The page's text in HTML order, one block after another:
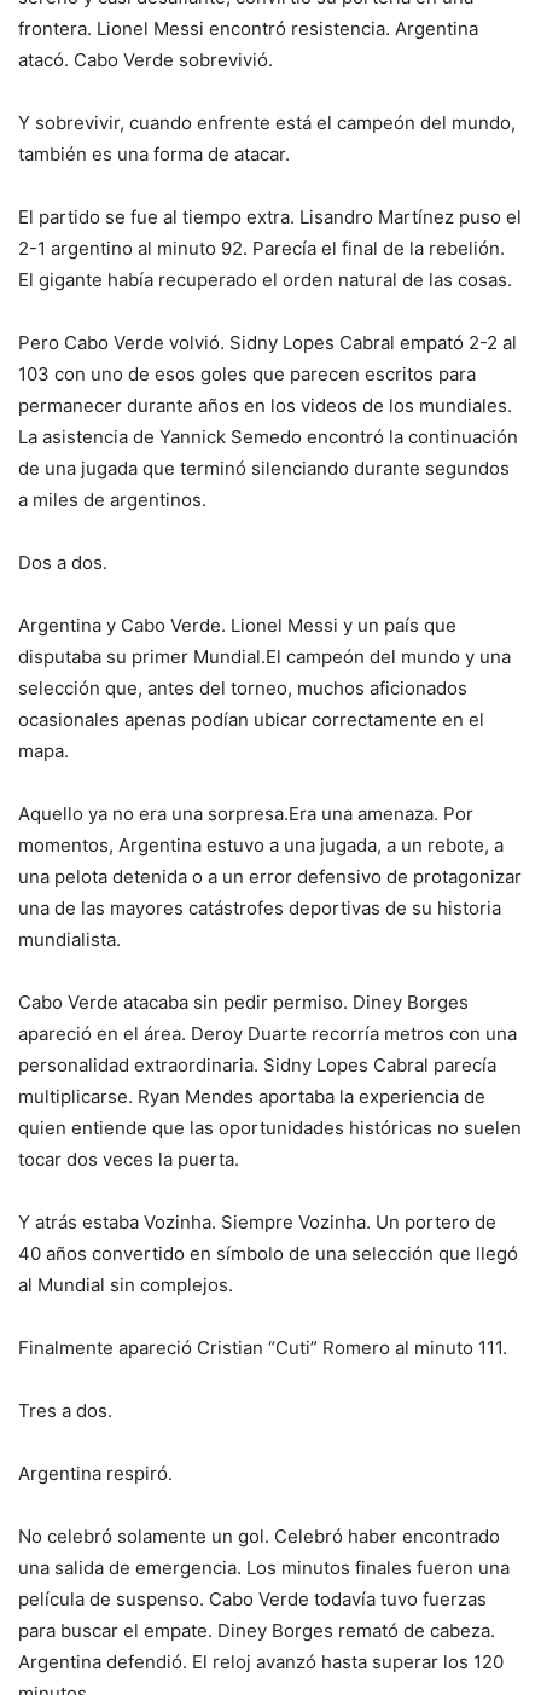
frontera. Lionel Messi encontró resistencia. Argentina
atacó. Cabo Verde sobrevivió.
Y sobrevivir, cuando enfrente está el campeón del mundo,
también es una forma de atacar.
El partido se fue al tiempo extra. Lisandro Martínez puso el
2-1 argentino al minuto 92. Parecía el final de la rebelión.
El gigante había recuperado el orden natural de las cosas.
Pero Cabo Verde volvió. Sidny Lopes Cabral empató 2-2 al
103 con uno de esos goles que parecen escritos para
permanecer durante años en los videos de los mundiales.
La asistencia de Yannick Semedo encontró la continuación
de una jugada que terminó silenciando durante segundos
a miles de argentinos.
Dos a dos.
Argentina y Cabo Verde. Lionel Messi y un país que
disputaba su primer Mundial.El campeón del mundo y una
selección que, antes del torneo, muchos aficionados
ocasionales apenas podían ubicar correctamente en el
mapa.
Aquello ya no era una sorpresa.Era una amenaza. Por
momentos, Argentina estuvo a una jugada, a un rebote, a
una pelota detenida o a un error defensivo de protagonizar
una de las mayores catástrofes deportivas de su historia
mundialista.
Cabo Verde atacaba sin pedir permiso. Diney Borges
apareció en el área. Deroy Duarte recorría metros con una
personalidad extraordinaria. Sidny Lopes Cabral parecía
multiplicarse. Ryan Mendes aportaba la experiencia de
quien entiende que las oportunidades históricas no suelen
tocar dos veces la puerta.
Y atrás estaba Vozinha. Siempre Vozinha. Un portero de
40 años convertido en símbolo de una selección que llegó
al Mundial sin complejos.
Finalmente apareció Cristian “Cuti” Romero al minuto 111.
Tres a dos.
Argentina respiró.
No celebró solamente un gol. Celebró haber encontrado
una salida de emergencia. Los minutos finales fueron una
película de suspenso. Cabo Verde todavía tuvo fuerzas
para buscar el empate. Diney Borges remató de cabeza.
Argentina defendió. El reloj avanzó hasta superar los 120